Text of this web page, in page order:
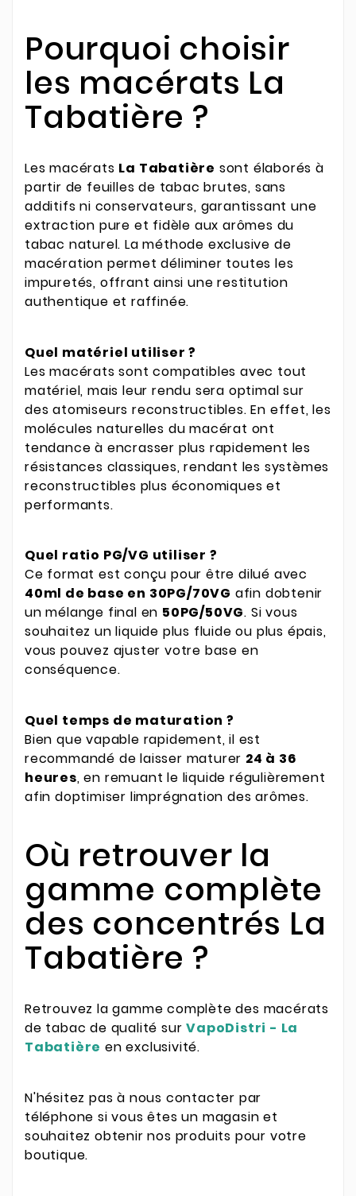
Pourquoi choisir
les macérats La
Tabatière ?
Les macérats La Tabatière sont élaborés à
partir de feuilles de tabac brutes, sans
additifs ni conservateurs, garantissant une
extraction pure et fidèle aux arômes du
tabac naturel. La méthode exclusive de
macération permet déliminer toutes les
impuretés, offrant ainsi une restitution
authentique et raffinée.
Quel matériel utiliser ?
Les macérats sont compatibles avec tout
matériel, mais leur rendu sera optimal sur
des atomiseurs reconstructibles. En effet, les
molécules naturelles du macérat ont
tendance à encrasser plus rapidement les
résistances classiques, rendant les systèmes
reconstructibles plus économiques et
performants.
Quel ratio PG/VG utiliser ?
Ce format est conçu pour être dilué avec
40ml de base en 30PG/70VG afin dobtenir
un mélange final en 50PG/50VG. Si vous
souhaitez un liquide plus fluide ou plus épais,
vous pouvez ajuster votre base en
conséquence.
Quel temps de maturation ?
Bien que vapable rapidement, il est
recommandé de laisser maturer 24 à 36
heures, en remuant le liquide régulièrement
afin doptimiser limprégnation des arômes.
Où retrouver la
gamme complète
des concentrés La
Tabatière ?
Retrouvez la gamme complète des macérats
de tabac de qualité surVapoDistri - La
Tabatière en exclusivité.
N'hésitez pas à nous contacter par
téléphone si vous êtes un magasin et
souhaitez obtenir nos produits pour votre
boutique.